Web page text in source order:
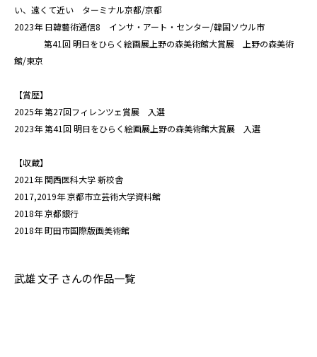
い、遠くて近い ターミナル京都/京都
2023年 日韓藝術通信8 インサ・アート・センター/韓国ソウル市
第41回 明日をひらく絵画展上野の森美術館大賞展 上野の森美術
館/東京
【賞歴】
2025年 第27回フィレンツェ賞展 入選
2023年 第41回 明日をひらく絵画展上野の森美術館大賞展 入選
【収蔵】
2021年 関西医科大学 新校舎
2017,2019年 京都市立芸術大学資料館
2018年 京都銀行
2018年 町田市国際版画美術館
武雄 文子 さんの作品一覧